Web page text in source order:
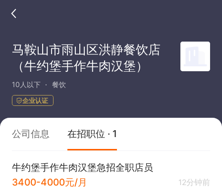
马鞍山市雨山区洪静餐饮店
（牛约堡手作牛肉汉堡）
10人以下 餐饮
企业认证
公司信息 在招职位 · 1
牛约堡手作牛肉汉堡急招全职店员
3400-4000元/月
12分钟前